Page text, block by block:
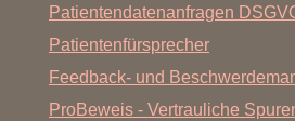
Patientendatenanfragen
Patientenfürsprecher
Feedback- und
ProBeweis - Vertrauliche